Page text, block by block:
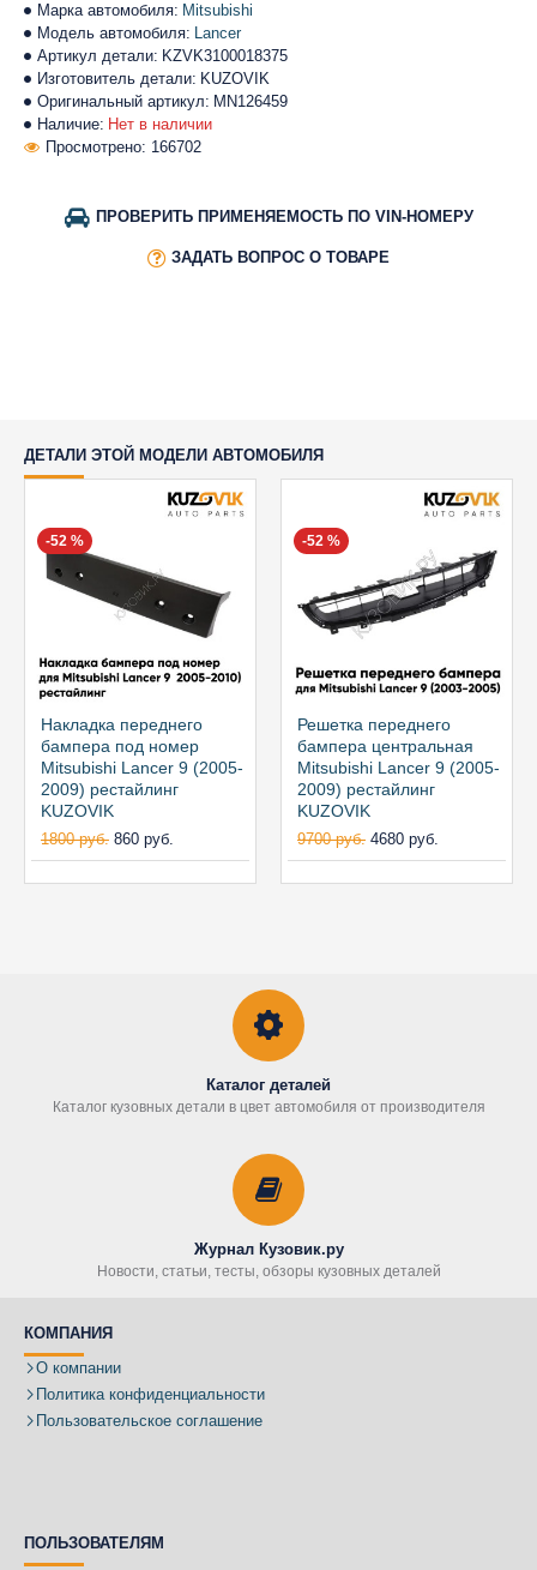
Наличие: Нет в наличии
Марка автомобиля: Mitsubishi
Модель автомобиля: Lancer
Артикул детали: KZVK3100018375
Изготовитель детали: KUZOVIK
Оригинальный артикул: MN126459
Просмотрено: 166702
ПРОВЕРИТЬ ПРИМЕНЯЕМОСТЬ ПО VIN-НОМЕРУ
ЗАДАТЬ ВОПРОС О ТОВАРЕ
ДЕТАЛИ ЭТОЙ МОДЕЛИ АВТОМОБИЛЯ
-52 %
Накладка переднего
бампера под номер
Mitsubishi Lancer 9 (2005-
2009) рестайлинг
KUZOVIK
1800 руб. 860 руб.
-52 %
Решетка переднего
бампера центральная
Mitsubishi Lancer 9 (2005-
2009) рестайлинг
KUZOVIK
9700 руб. 4680 руб.
Каталог деталей
Каталог кузовных детали в цвет автомобиля от производителя
Журнал Кузовик.ру
Новости, статьи, тесты, обзоры кузовных деталей
КОМПАНИЯ
О компании
Политика конфиденциальности
Пользовательское соглашение
ПОЛЬЗОВАТЕЛЯМ